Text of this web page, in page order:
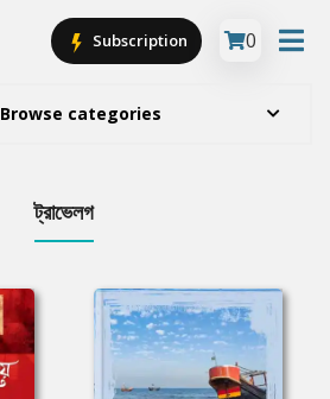
Browse categories
Subscription 0
ট্রাভেলগ